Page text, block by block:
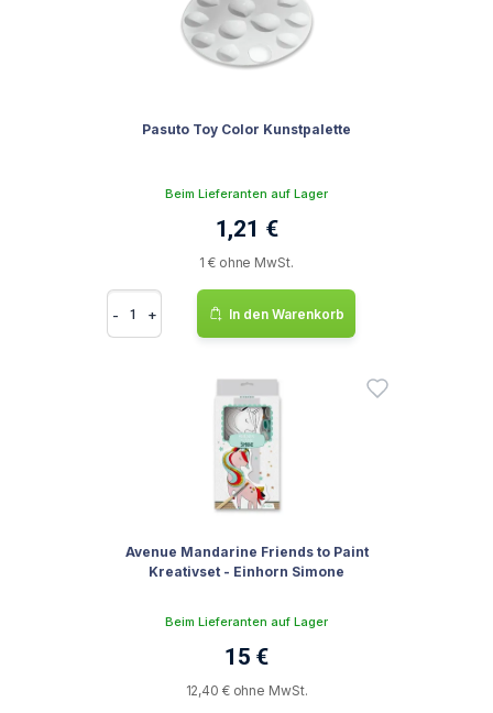
Pasuto Toy Color Kunstpalette
Beim Lieferanten auf Lager
1,21 €
1 € ohne MwSt.
- + In den Warenkorb
Avenue Mandarine Friends to Paint
Kreativset - Einhorn Simone
Beim Lieferanten auf Lager
15 €
12,40 € ohne MwSt.